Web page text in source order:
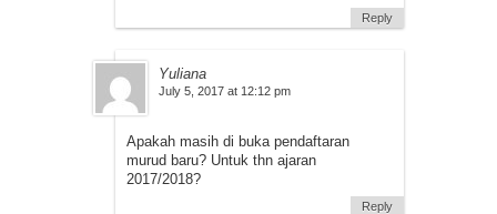
Reply
Yuliana
July 5, 2017 at 12:12 pm
Apakah masih di buka pendaftaran
murud baru? Untuk thn ajaran
2017/2018?
Reply